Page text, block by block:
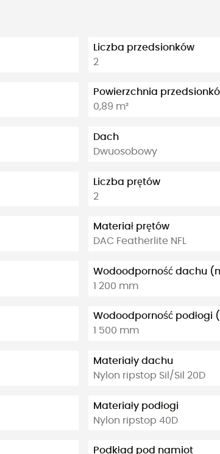
Liczba przedsionków
2
Powierzchnia
0,89 m²
Dach
Dwuosobowy
Liczba prętów
2
Materiał prętów
DAC Featherlite NFL
Wodoodporność dachu
1 200 mm
Wodoodporność podłogi
1 500 mm
Materiały dachu
Nylon ripstop Sil/Sil 20D
Materiały podłogi
Nylon ripstop 40D
Podkład pod namiot